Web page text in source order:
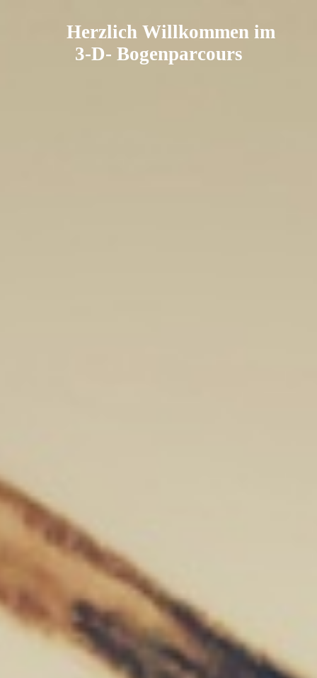
Herzlich Willkommen im
3-D- Bogenparcours